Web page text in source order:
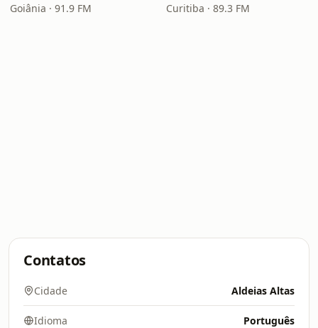
Goiânia · 91.9 FM Curitiba · 89.3 FM
Contatos
Cidade Aldeias Altas
Idioma Português